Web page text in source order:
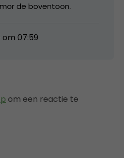
de boventoon.
07:59
om een reactie te